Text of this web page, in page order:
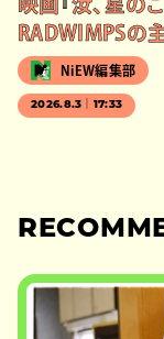
映画『汝、星のご
RADWIMPSの
NiEW編集部
2026.8.3｜17:33